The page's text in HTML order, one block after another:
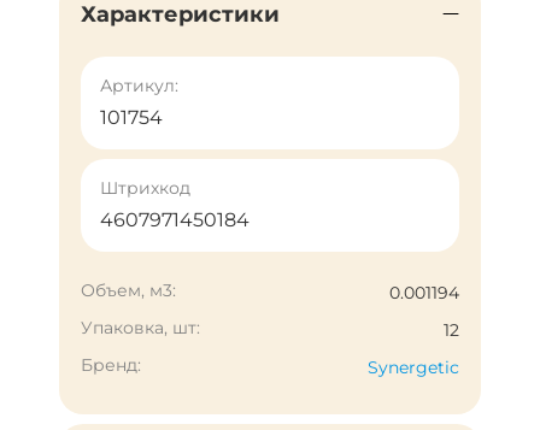
Характеристики
Артикул:
101754
Штрихкод
4607971450184
Объем, м3:
0.001194
Упаковка, шт:
12
Бренд:
Synergetic